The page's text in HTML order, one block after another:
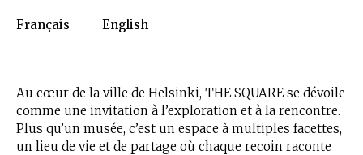
Français English
Au cœur de la ville de Helsinki, THE SQUARE se dévoile
comme une invitation à l’exploration et à la rencontre.
Plus qu’un musée, c’est un espace à multiples facettes,
un lieu de vie et de partage où chaque recoin raconte